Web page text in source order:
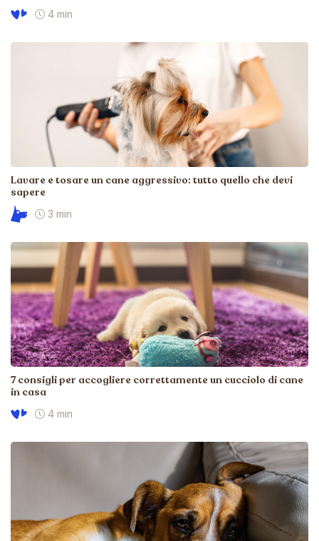
4 min
Lavare e tosare un cane aggressivo: tutto quello che devi
sapere
3 min
7 consigli per accogliere correttamente un cucciolo di cane
in casa
4 min